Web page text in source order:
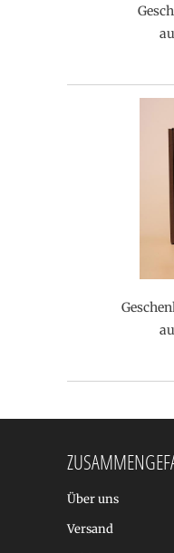
Über uns
Versand